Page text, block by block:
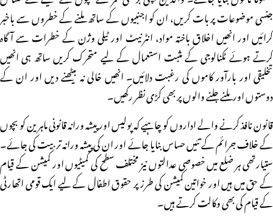
جنسی موضوعات پر بات کریں، ان کو اجنبیوں کے ساتھ ملنے کے خطروں سے باخبر
کرائیں اور انھیں اخلاق باختہ مواد، انٹرنیٹ اور ٹیلی وژن کے خطرات سے آگاہ
کرتے ہوئے ٹکنالوجی کے مثبت استعمال کے لیے متحرک کریں ساتھ ہی انھیں
تخلیقی اور بارآور کاموں کی رغبت دلائیں۔ انھیں خالی نہ بیٹھنے دیں اور ان کے
دوستوں اور ملنے جلنے والوں پر بھی کڑی نظر رکھیں۔
قانون نافذ کرنے والے اداروں کو چاہیے کہ پولیس اور پیشہ ورانہ قانونی ماہرین کو بچوں
کے خلاف جرائم کے تئیں حساس بنایا جائے اور ان کی پیشہ ورانہ تربیت کی جائے۔
ستیارتھی ہر ضلع میں خصوصی عدالتوں نیز مختلف سطح کی کمیٹیوں اور کمیشن کے قیام
کے حق میں ہیں اور خواتین کمیشن کی طرز پر حقوق اطفال کے لیے ایک قومی اتھارٹی
کے قیام کی بھی وکالت کرتے ہیں۔